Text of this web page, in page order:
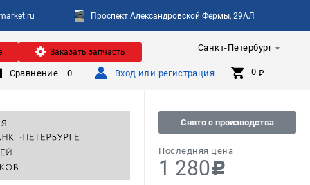
Проспект Александровской Фермы, 29АЛ
Санкт-Петербург
Заказать запчасть
Сравнение 0 Вход или регистрация 0 ₽
Снято с производства
Последняя цена
1 280c